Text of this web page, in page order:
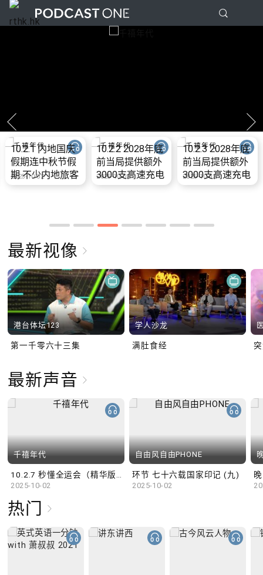
10.2.1 内地国庆
假期连中秋节假
期 不少内地旅客
到港旅游
2025-10-02
10.2.2 2028年底
前当局提供额外
3000支高速充电
桩 港铁商场约增
2025-10-02
10.2.3 2028年底
前当局提供额外
3000支高速充电
桩 港铁商场约增
2025-10-02
最新视像
港台体坛123
第一千零六十三集
学人沙龙
满肚食经
最新声音
千禧年代
2025-10-02
自由风自由PHONE
环节 七十六载国家印记 (九)
2025-10-02
热门